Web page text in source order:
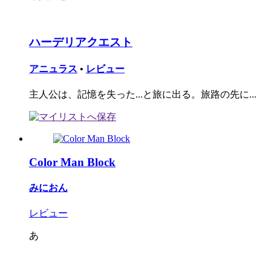
ハーデリアクエスト
アニュラス • レビュー
主人公は、記憶を失った...と旅に出る。旅路の先に...
Color Man Block
みにおん
レビュー
あ